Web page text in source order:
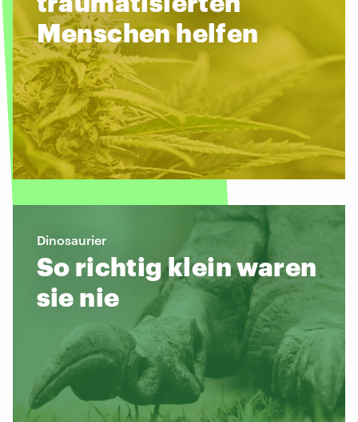
Menschen helfen
Dinosaurier
So richtig klein waren
sie nie